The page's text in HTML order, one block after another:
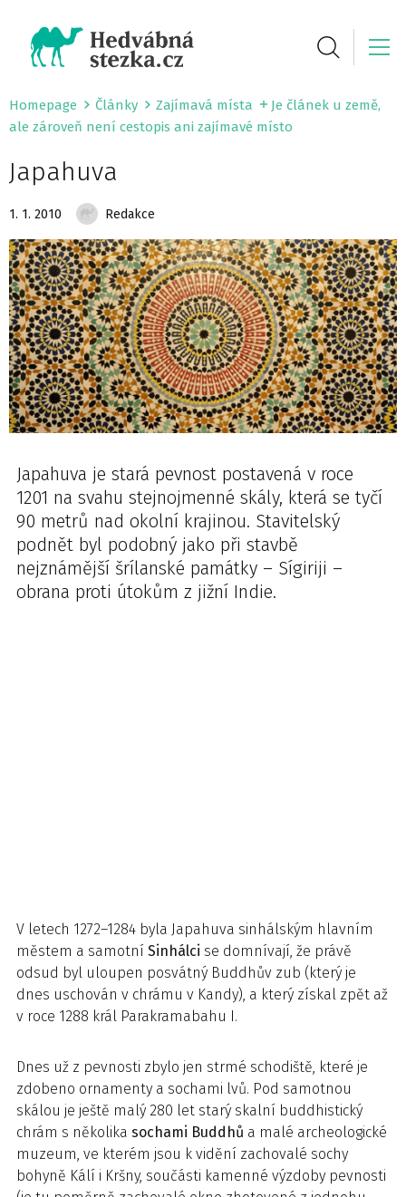
Homepage Články Zajímavá místa
Je článek u země,
ale zároveň není cestopis ani zajímavé místo
Japahuva
1. 1. 2010 Redakce
Japahuva je stará pevnost postavená v roce
1201 na svahu stejnojmenné skály, která se tyčí
90 metrů nad okolní krajinou. Stavitelský
podnět byl podobný jako při stavbě
nejznámější šrílanské památky – Sígiriji –
obrana proti útokům z jižní Indie.
V letech 1272–1284 byla Japahuva sinhálským hlavním
městem a samotní Sinhálci se domnívají, že právě
odsud byl uloupen posvátný Buddhův zub (který je
dnes uschován v chrámu v Kandy), a který získal zpět až
v roce 1288 král Parakramabahu I.
Dnes už z pevnosti zbylo jen strmé schodiště, které je
zdobeno ornamenty a sochami lvů. Pod samotnou
skálou je ještě malý 280 let starý skalní buddhistický
chrám s několika sochami Buddhů a malé archeologické
muzeum, ve kterém jsou k vidění zachovalé sochy
bohyně Kálí i Kršny, součásti kamenné výzdoby pevnosti